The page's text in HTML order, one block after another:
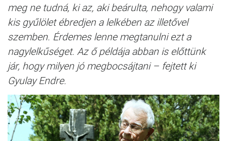
meg ne tudná, ki az, aki beárulta, nehogy valami
kis gyűlölet ébredjen a lelkében az illetővel
szemben. Érdemes lenne megtanulni ezt a
nagylelkűséget. Az ő példája abban is előttünk
jár, hogy milyen jó megbocsájtani – fejtett ki
Gyulay Endre.